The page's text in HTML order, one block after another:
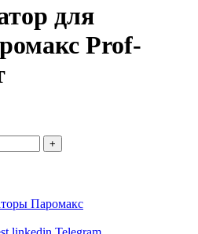
для
Prof-
Паромакс